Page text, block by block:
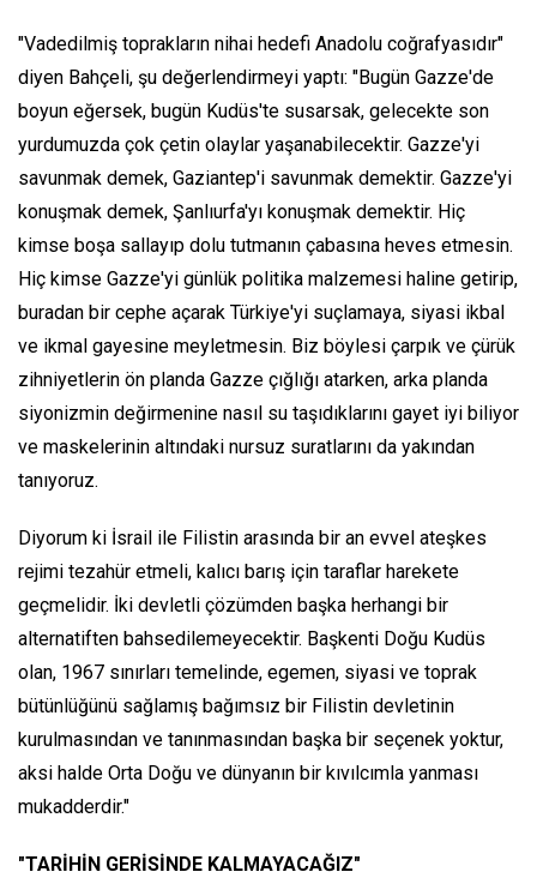
"Vadedilmiş toprakların nihai hedefi Anadolu coğrafyasıdır"
diyen Bahçeli, şu değerlendirmeyi yaptı: "Bugün Gazze'de
boyun eğersek, bugün Kudüs'te susarsak, gelecekte son
yurdumuzda çok çetin olaylar yaşanabilecektir. Gazze'yi
savunmak demek, Gaziantep'i savunmak demektir. Gazze'yi
konuşmak demek, Şanlıurfa'yı konuşmak demektir. Hiç
kimse boşa sallayıp dolu tutmanın çabasına heves etmesin.
Hiç kimse Gazze'yi günlük politika malzemesi haline getirip,
buradan bir cephe açarak Türkiye'yi suçlamaya, siyasi ikbal
ve ikmal gayesine meyletmesin. Biz böylesi çarpık ve çürük
zihniyetlerin ön planda Gazze çığlığı atarken, arka planda
siyonizmin değirmenine nasıl su taşıdıklarını gayet iyi biliyor
ve maskelerinin altındaki nursuz suratlarını da yakından
tanıyoruz.
Diyorum ki İsrail ile Filistin arasında bir an evvel ateşkes
rejimi tezahür etmeli, kalıcı barış için taraflar harekete
geçmelidir. İki devletli çözümden başka herhangi bir
alternatiften bahsedilemeyecektir. Başkenti Doğu Kudüs
olan, 1967 sınırları temelinde, egemen, siyasi ve toprak
bütünlüğünü sağlamış bağımsız bir Filistin devletinin
kurulmasından ve tanınmasından başka bir seçenek yoktur,
aksi halde Orta Doğu ve dünyanın bir kıvılcımla yanması
mukadderdir."
"TARİHİN GERİSİNDE KALMAYACAĞIZ"